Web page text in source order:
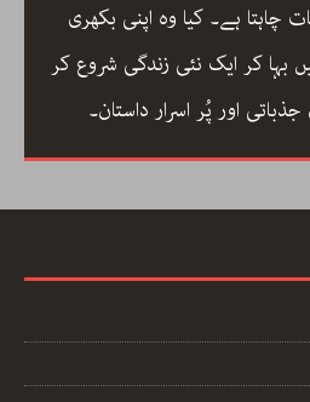
ایرانی شعری روایت کے
ڈاکٹر ارسلان راٹھور کے اس
اور تخلیق کے اسباب پر